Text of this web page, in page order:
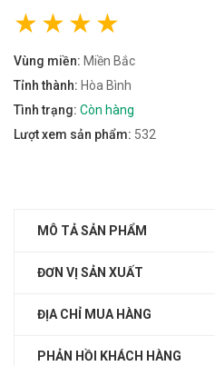
Vùng miền: Miền Bắc
Tỉnh thành: Hòa Bình
Tình trạng: Còn hàng
Lượt xem sản phẩm: 532
MÔ TẢ SẢN PHẨM
ĐƠN VỊ SẢN XUẤT
ĐỊA CHỈ MUA HÀNG
PHẢN HỒI KHÁCH HÀNG